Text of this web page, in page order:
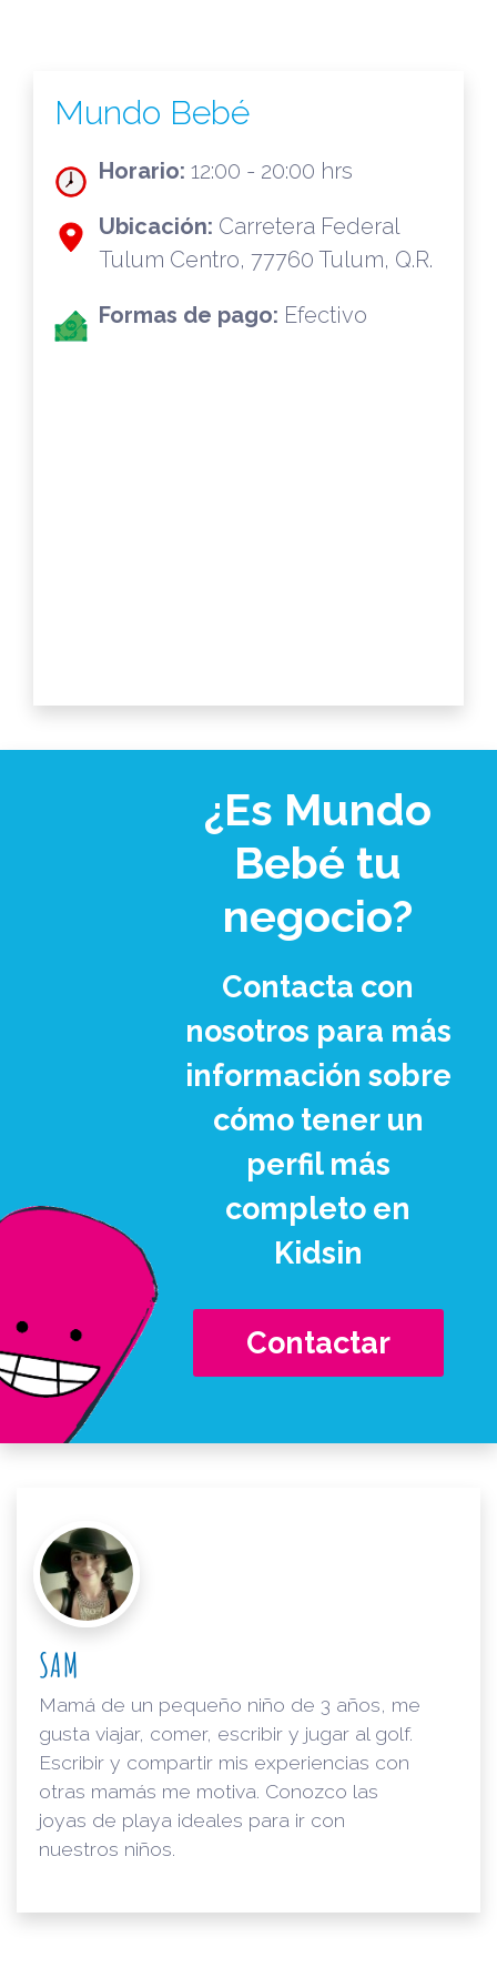
Mundo Bebé
Horario: 12:00 - 20:00 hrs
Ubicación: Carretera Federal
Tulum Centro, 77760 Tulum, Q.R.
Formas de pago: Efectivo
¿Es Mundo
Bebé tu
negocio?
Contacta con
nosotros para más
información sobre
cómo tener un
perfil más
completo en
Kidsin
Contactar
SAM
Mamá de un pequeño niño de 3 años, me
gusta viajar, comer, escribir y jugar al golf.
Escribir y compartir mis experiencias con
otras mamás me motiva. Conozco las
joyas de playa ideales para ir con
nuestros niños.